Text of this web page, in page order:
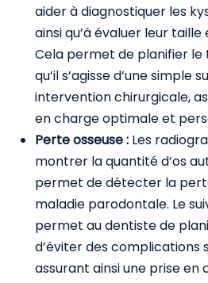
aider à diagnostiquer les
ainsi qu’à évaluer leur
Cela permet de planifier
qu’il s’agisse d’une simple
intervention chirurgicale,
en charge optimale et
Perte osseuse : Les
montrer la quantité d’os
permet de détecter la
maladie parodontale. Le
permet au dentiste de
d’éviter des complications
assurant ainsi une prise